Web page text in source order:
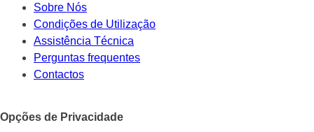
Sobre Nós
Condições de Utilização
Assistência Técnica
Perguntas frequentes
Contactos
Opções de Privacidade